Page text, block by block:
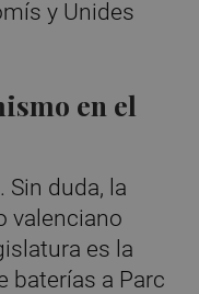
y Unides
en el
. Sin duda, la
valenciano
es la
baterías a Parc